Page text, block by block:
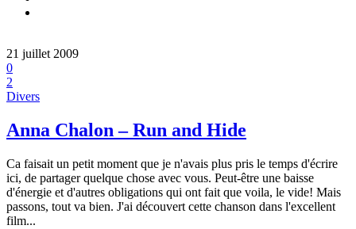
21 juillet 2009
0
2
Divers
Anna Chalon – Run and Hide
Ca faisait un petit moment que je n'avais plus pris le temps d'écrire
ici, de partager quelque chose avec vous. Peut-être une baisse
d'énergie et d'autres obligations qui ont fait que voila, le vide! Mais
passons, tout va bien. J'ai découvert cette chanson dans l'excellent
film...